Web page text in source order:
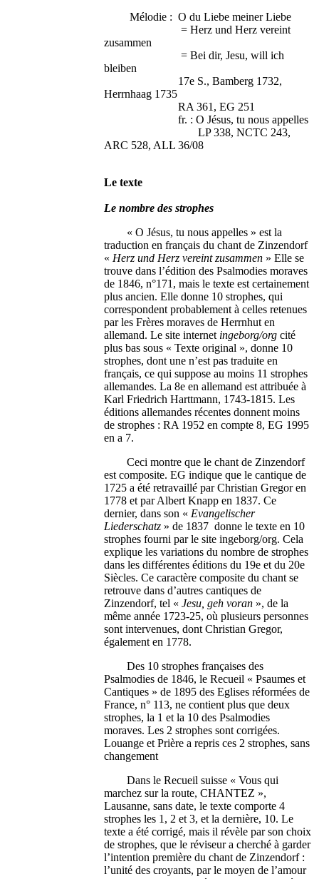
Mélodie : O du Liebe meiner Liebe
= Herz und Herz vereint
zusammen
= Bei dir, Jesu, will ich
bleiben
17e S., Bamberg 1732,
Herrnhaag 1735
RA 361, EG 251
fr. : O Jésus, tu nous appelles
LP 338, NCTC 243,
ARC 528, ALL 36/08
Le texte
Le nombre des strophes
« O Jésus, tu nous appelles » est la
traduction en français du chant de Zinzendorf
« Herz und Herz vereint zusammen » Elle se
trouve dans l’édition des Psalmodies moraves
de 1846, n°171, mais le texte est certainement
plus ancien. Elle donne 10 strophes, qui
correspondent probablement à celles retenues
par les Frères moraves de Herrnhut en
allemand. Le site internet ingeborg/org cité
plus bas sous « Texte original », donne 10
strophes, dont une n’est pas traduite en
français, ce qui suppose au moins 11 strophes
allemandes. La 8e en allemand est attribuée à
Karl Friedrich Harttmann, 1743-1815. Les
éditions allemandes récentes donnent moins
de strophes : RA 1952 en compte 8, EG 1995
en a 7.
Ceci montre que le chant de Zinzendorf
est composite. EG indique que le cantique de
1725 a été retravaillé par Christian Gregor en
1778 et par Albert Knapp en 1837. Ce
dernier, dans son « Evangelischer
Liederschatz » de 1837 donne le texte en 10
strophes fourni par le site ingeborg/org. Cela
explique les variations du nombre de strophes
dans les différentes éditions du 19e et du 20e
Siècles. Ce caractère composite du chant se
retrouve dans d’autres cantiques de
Zinzendorf, tel «Jesu, geh voran », de la
même année 1723-25, où plusieurs personnes
sont intervenues, dont Christian Gregor,
également en 1778.
Des 10 strophes françaises des
Psalmodies de 1846, le Recueil « Psaumes et
Cantiques » de 1895 des Eglises réformées de
France, n° 113, ne contient plus que deux
strophes, la 1 et la 10 des Psalmodies
moraves. Les 2 strophes sont corrigées.
Louange et Prière a repris ces 2 strophes, sans
changement
Dans le Recueil suisse « Vous qui
marchez sur la route, CHANTEZ »,
Lausanne, sans date, le texte comporte 4
strophes les 1, 2 et 3, et la dernière, 10. Le
texte a été corrigé, mais il révèle par son choix
de strophes, que le réviseur a cherché à garder
l’intention première du chant de Zinzendorf :
l’unité des croyants, par le moyen de l’amour